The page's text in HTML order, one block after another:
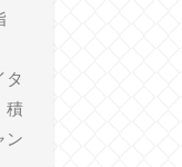
タ
積
ン